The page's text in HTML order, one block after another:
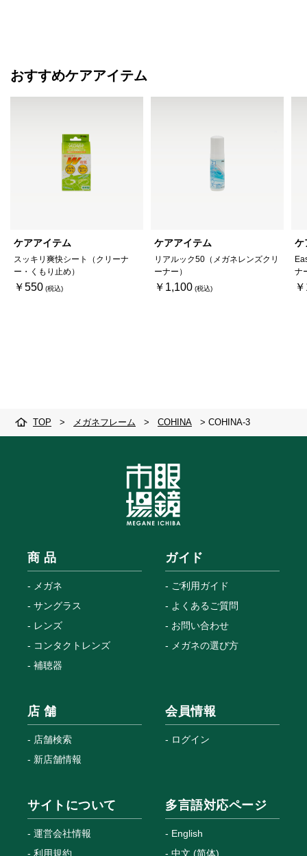
おすすめケアアイテム
ケアアイテム
スッキリ爽快シート（クリーナ
ー・くもり止め）
￥550
ケアアイテム
リアルック50（メガネレンズクリ
ーナー）
￥1,100
ケ
ナ
TOP > メガネフレーム > COHINA > COHINA-3
商 品
メガネ
サングラス
レンズ
コンタクトレンズ
補聴器
ガイド
ご利用ガイド
よくあるご質問
お問い合わせ
メガネの選び方
店 舗
店舗検索
新店舗情報
会員情報
ログイン
サイトについて
運営会社情報
利用規約
多言語対応ページ
English
中文 (简体)